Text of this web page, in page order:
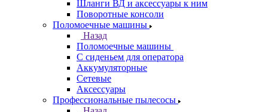
Шланги ВД и аксессуары к ним
Поворотные консоли
Поломоечные машины
Назад
Поломоечные машины
С сиденьем для оператора
Аккумуляторные
Сетевые
Аксессуары
Профессиональные пылесосы